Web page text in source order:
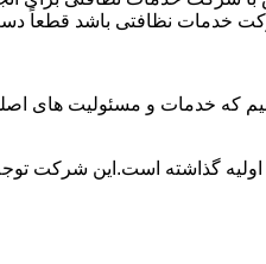
خدمات نظافتی باشد قطعاً دست
که خدمات و مسئولیت های
گذاشته است.این شرکت